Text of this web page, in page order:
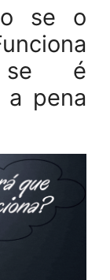
se o
se é
a pena